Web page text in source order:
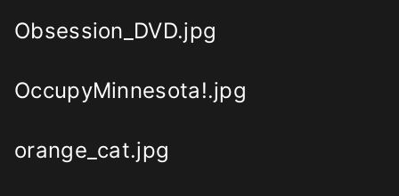
Obsession_DVD.jpg
OccupyMinnesota!.jpg
orange_cat.jpg